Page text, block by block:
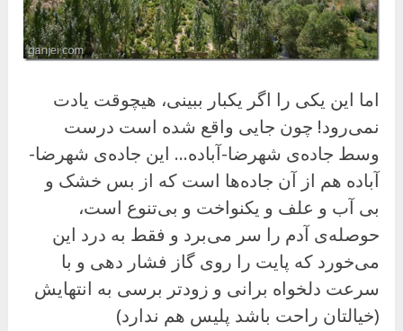
اما این یکی را اگر یکبار ببینی، هیچوقت یادت
نمی‌رود! چون جایی واقع شده است درست
وسط جاده‌ی شهرضا-آباده… این جاده‌ی شهرضا-
آباده هم از آن جاده‌ها است که از بس خشک و
بی آب و علف و یکنواخت و بی‌تنوع است،
حوصله‌ی آدم را سر می‌برد و فقط به درد این
می‌خورد که پایت را روی گاز فشار دهی و با
سرعت دلخواه برانی و زودتر برسی به انتهایش
(خیالتان راحت باشد پلیس هم ندارد)